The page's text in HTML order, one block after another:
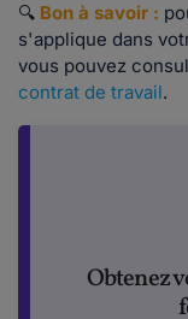
🔍 Bon à savoir :
s'applique dans
vous pouvez
contrat de travail.
Obtenez